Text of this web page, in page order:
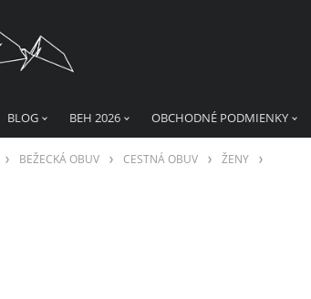
BLOG BEH 2026 OBCHODNÉ PODMIENKY
BEŽECKÁ OBUV CESTNÁ OBUV ŽENY